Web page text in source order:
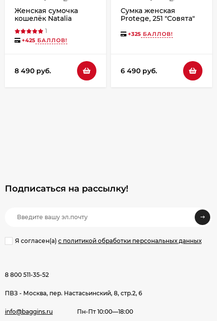
Женская сумочка
кошелёк Natalia
Растение зеленая
1
+425 БАЛЛОВ!
8 490 руб.
Сумка женская
Protege, 251 "Совята"
+325 БАЛЛОВ!
6 490 руб.
Подписаться на рассылкy!
Я согласен(a) с политикой обработки персональных данных
8 800 511-35-52
ПВЗ - Москва, пер. Настасьинский, 8, стр.2, 6
info@baggins.ru Пн-Пт 10:00—18:00